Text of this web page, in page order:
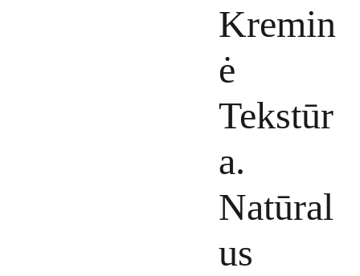
Kremin
ė
Tekstūr
a.
Natūral
us